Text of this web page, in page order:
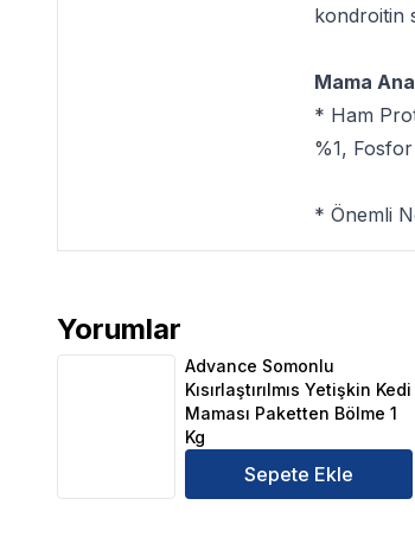
kondroitin
Mama
* Ham
%1,
* Önemli
Yorumlar
Advance Somonlu Kısırlaştırılmıs
Advance Somonlu
Kısırlaştırılmıs Yetişkin Kedi
Maması Paketten Bölme 1
Kg
Sepete Ekle